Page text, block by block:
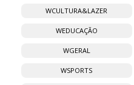
WCULTURA&LAZER
WEDUCAÇÃO
WGERAL
WSPORTS